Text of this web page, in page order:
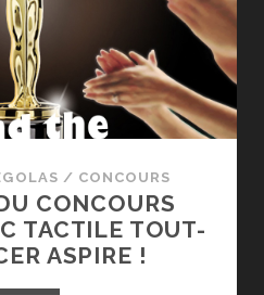
/ CONCOURS
CONCOURS
TACTILE TOUT-
ASPIRE !